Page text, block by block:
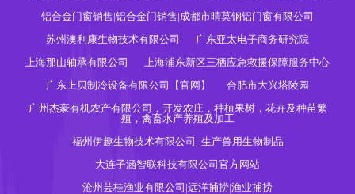
铝合金门窗销售|铝合金门销售|成都市晴莫钢铝门窗有限公司
苏州澳利康生物技术有限公司
广东亚太电子商务研究院
上海那山轴承有限公司
上海浦东新区三栖应急救援保障服务中心
广东上贝制冷设备有限公司【官网】
合肥市大兴塔陵园
广州杰豪有机农产有限公司，开发农庄，种植果树，花卉及种苗繁
殖，禽畜水产养殖及加工
福州伊趣生物技术有限公司_生产兽用生物制品
大连子涵智联科技有限公司官方网站
沧州芸桂渔业有限公司|远洋捕捞|渔业捕捞